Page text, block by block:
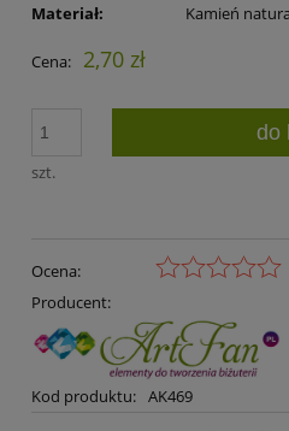
Materiał:
Kamień
Cena: 2,70 zł
szt.
do
Ocena:
Producent:
Kod produktu: AK469